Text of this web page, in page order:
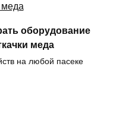
оборудование
меда
на любой пасеке